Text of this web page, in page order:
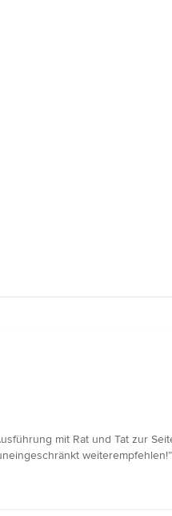
mit Rat und Tat zur
weiterempfehlen!”